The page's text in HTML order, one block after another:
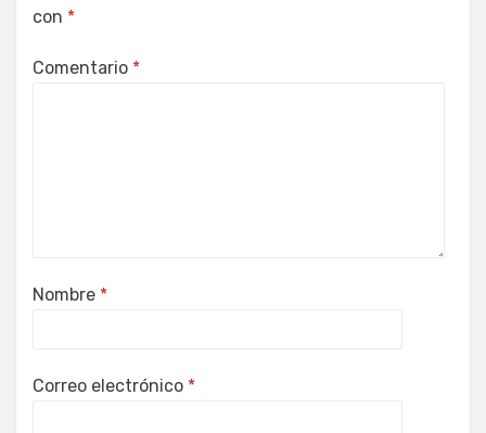
con *
Comentario *
Nombre *
Correo electrónico *